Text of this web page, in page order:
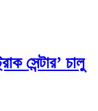
সেন্টার’ চালু